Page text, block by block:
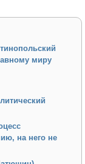
миру
на него не